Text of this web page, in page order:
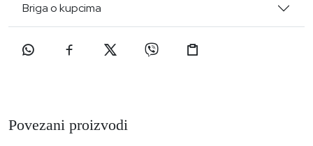
Briga o kupcima
Povezani proizvodi